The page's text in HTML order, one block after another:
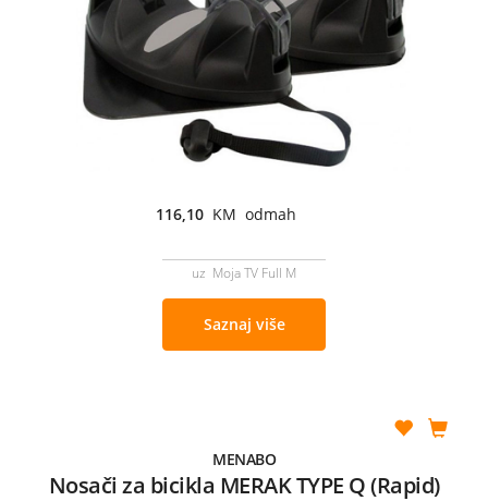
116,10 KM odmah
uz Moja TV Full M
Saznaj više
MENABO
Nosači za bicikla MERAK TYPE Q (Rapid)